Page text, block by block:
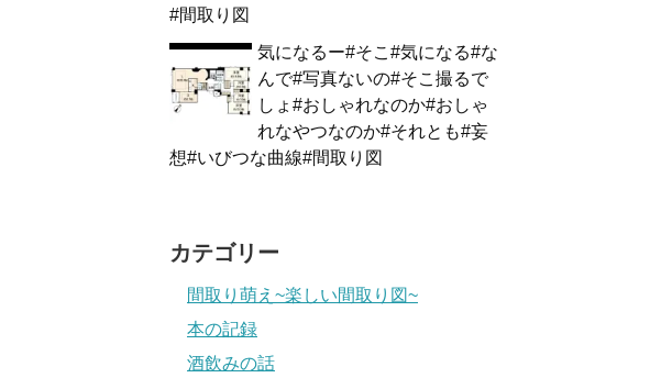
#間取り図
気になるー#そこ#気になる#な
んで#写真ないの#そこ撮るで
しょ#おしゃれなのか#おしゃ
れなやつなのか#それとも#妄
想#いびつな曲線#間取り図
カテゴリー
間取り萌え~楽しい間取り図~
本の記録
酒飲みの話